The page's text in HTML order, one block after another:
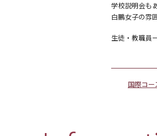
学校説明会も
白鵬女子の雰
生徒・教職員
国際コ